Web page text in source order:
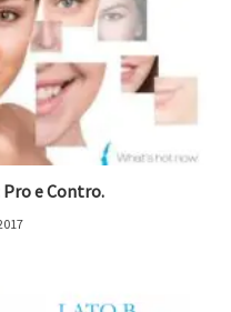
e Contro.